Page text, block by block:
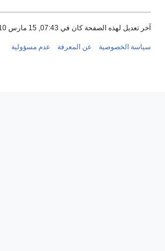
آخر تعديل لهذه الصفحة كان في 07:43, 15 مارس 2010.
سياسة الخصوصية عن المعرفة عدم مسؤولية